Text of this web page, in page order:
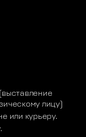
лицу)
или курьеру.